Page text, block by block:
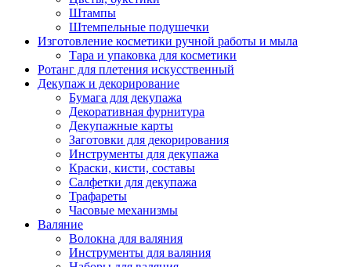
Штампы
Штемпельные подушечки
Изготовление косметики ручной работы и мыла
Тара и упаковка для косметики
Ротанг для плетения искусственный
Декупаж и декорирование
Бумага для декупажа
Декоративная фурнитура
Декупажные карты
Заготовки для декорирования
Инструменты для декупажа
Краски, кисти, составы
Салфетки для декупажа
Трафареты
Часовые механизмы
Валяние
Волокна для валяния
Инструменты для валяния